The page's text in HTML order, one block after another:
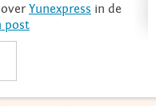
overYunexpress in de
post